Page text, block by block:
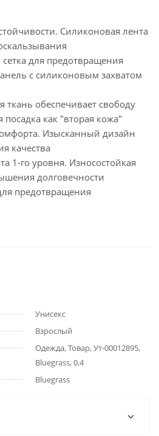
Силиконовая лента
для предотвращения
с силиконовым захватом
ткань обеспечивает свободу
как "вторая кожа"
Изысканный дизайн
качества
1-го уровня. Износостойкая
долговечности
предотвращения
Унисекс
Взрослый
Одежда, Товар, Ут-00012895,
Bluegrass, 0.4
Bluegrass